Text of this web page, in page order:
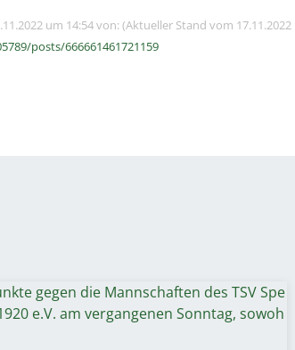
um 14:54 von: (Aktueller Stand vom 17.11.2022
posts/666661461721159